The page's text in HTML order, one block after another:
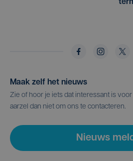
Maak zelf het nieuws
Zie of hoor je iets dat interessant is
aarzel dan niet om ons te contacteren.
Nieuws